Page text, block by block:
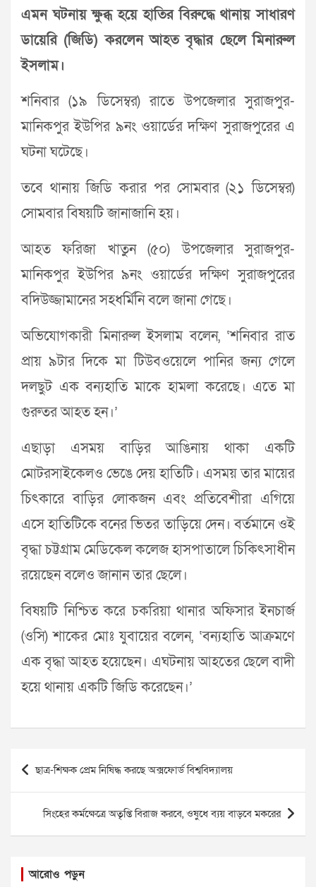
এমন ঘটনায় ক্ষুব্ধ হয়ে হাতির বিরুদ্ধে থানায় সাধারণ
ডায়েরি (জিডি) করলেন আহত বৃদ্ধার ছেলে মিনারুল
ইসলাম।
শনিবার (১৯ ডিসেম্বর) রাতে উপজেলার সুরাজপুর-
মানিকপুর ইউপির ৯নং ওয়ার্ডের দক্ষিণ সুরাজপুরের এ
ঘটনা ঘটেছে।
তবে থানায় জিডি করার পর সোমবার (২১ ডিসেম্বর)
সোমবার বিষয়টি জানাজানি হয়।
আহত ফরিজা খাতুন (৫০) উপজেলার সুরাজপুর-
মানিকপুর ইউপির ৯নং ওয়ার্ডের দক্ষিণ সুরাজপুরের
বদিউজ্জামানের সহধর্মিনি বলে জানা গেছে।
অভিযোগকারী মিনারুল ইসলাম বলেন, ‘শনিবার রাত
প্রায় ৯টার দিকে মা টিউবওয়েলে পানির জন্য গেলে
দলছুট এক বন্যহাতি মাকে হামলা করেছে। এতে মা
গুরুতর আহত হন।’
এছাড়া এসময় বাড়ির আঙিনায় থাকা একটি
মোটরসাইকেলও ভেঙে দেয় হাতিটি। এসময় তার মায়ের
চিৎকারে বাড়ির লোকজন এবং প্রতিবেশীরা এগিয়ে
এসে হাতিটিকে বনের ভিতর তাড়িয়ে দেন। বর্তমানে ওই
বৃদ্ধা চট্টগ্রাম মেডিকেল কলেজ হাসপাতালে চিকিৎসাধীন
রয়েছেন বলেও জানান তার ছেলে।
বিষয়টি নিশ্চিত করে চকরিয়া থানার অফিসার ইনচার্জ
(ওসি) শাকের মোঃ যুবায়ের বলেন, ‘বন্যহাতি আক্রমণে
এক বৃদ্ধা আহত হয়েছেন। এঘটনায় আহতের ছেলে বাদী
হয়ে থানায় একটি জিডি করেছেন।’
Post
navigation
ছাত্র-শিক্ষক প্রেম নিষিদ্ধ করছে অক্সফোর্ড বিশ্ববিদ্যালয়
সিংহের কর্মক্ষেত্রে অতৃপ্তি বিরাজ করবে, ওষুধে ব্যয় বাড়বে মকরের
আরোও পড়ুন